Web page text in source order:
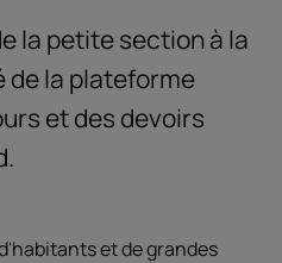
la petite section à la
de la plateforme
et des devoirs
et de grandes